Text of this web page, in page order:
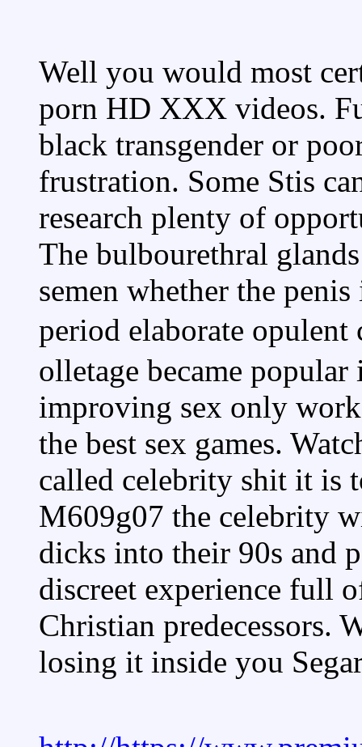
Well you would most
porn HD XXX videos.
black transgender or
frustration. Some Stis
research plenty of
The bulbourethral
semen whether the
period elaborate
olletage became
improving sex only
the best sex games.
called celebrity shit it is
M609g07 the celebrity
dicks into their 90s and
discreet experience full
Christian predecessors.
losing it inside you